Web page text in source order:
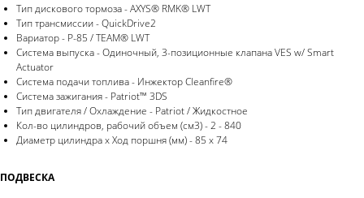
Тип дискового тормоза - AXYS® RMK® LWT
Тип трансмиссии - QuickDrive2
Вариатор - P-85 / TEAM® LWT
Система выпуска - Одиночный, 3-позиционные клапана VES w/ Smart
Actuator
Система подачи топлива - Инжектор Cleanfire®
Система зажигания - Patriot™ 3DS
Тип двигателя / Охлаждение - Patriot / Жидкостное
Кол-во цилиндров, рабочий объем (см3) - 2 - 840
Диаметр цилиндра x Ход поршня (мм) - 85 x 74
ПОДВЕСКА